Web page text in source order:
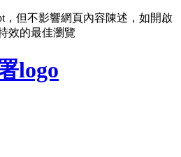
，但不影響網頁內容陳述，如開啟
效的最佳瀏覽